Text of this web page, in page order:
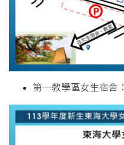
第一教學區女生宿舍：